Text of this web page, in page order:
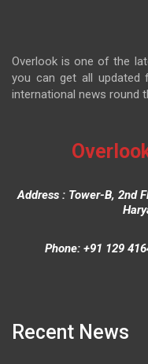
Overlook is one of the
you can get all updated
international news round
Address : Tower-B, 2nd
Phone: +91 129
Recent News